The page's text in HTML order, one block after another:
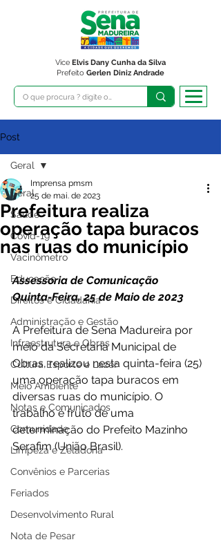
Prefeito Gerlen Diniz Andrade
Vice Elvis Dany Cunha da Silva
Post
Geral
Saúde
Covid-19
Vacinômetro
Educação
Direitos e Cidadania
Administração e Gestão
Infraestrutura e Obras
Cultura Esporte e Lazer
Meio Ambiente
Notas e Comunicados
Comunidade
Limpeza e Zeladoria
Convênios e Parcerias
Feriados
Desenvolvimento Rural
Nota de Pesar
Geral
Prefeitura realiza
operação tapa buracos
nas ruas do município
Imprensa pmsm
25 de mai. de 2023
Assessoria de Comunicação
Quinta-Feira, 25 de Maio de 2023
A Prefeitura de Sena Madureira por
meio da Secretaria Municipal de
Obras, realizou nesta quinta-feira (25)
uma operação tapa buracos em
diversas ruas do município. O
trabalho é fruto de uma
determinação do Prefeito Mazinho
Serafim (União Brasil).